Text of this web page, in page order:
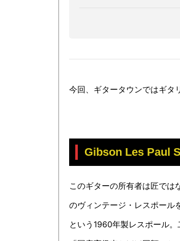
今回、ギタータウンではギタ
Gibson Les Paul
このギターの所有者は匠では
のヴィンテージ・レスポール
という1960年製レスポール